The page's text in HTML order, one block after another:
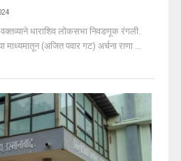
धाराशिव लोकसभा निवडणूक रंगली.
माध्यमातून (अजित पवार गट) अर्चना राणा ...